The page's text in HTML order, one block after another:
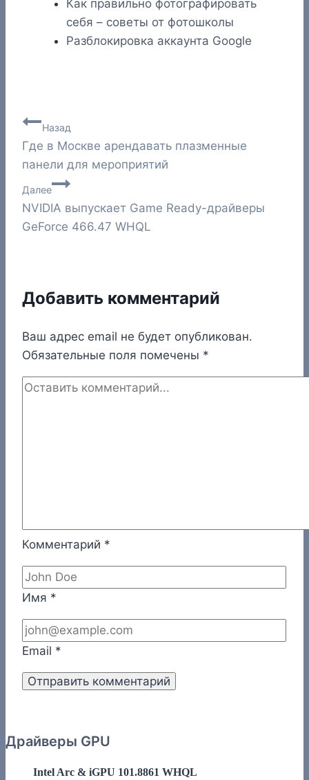
Как правильно фотографировать
себя – советы от фотошколы
Разблокировка аккаунта Google
Навигация
по
записям
Назад
Где в Москве арендавать плазменные
панели для мероприятий
Далее
NVIDIA выпускает Game Ready-драйверы
GeForce 466.47 WHQL
Добавить комментарий
Ваш адрес email не будет опубликован.
Обязательные поля помечены *
Комментарий *
Имя *
Email *
Драйверы GPU
Intel Arc & iGPU 101.8861 WHQL